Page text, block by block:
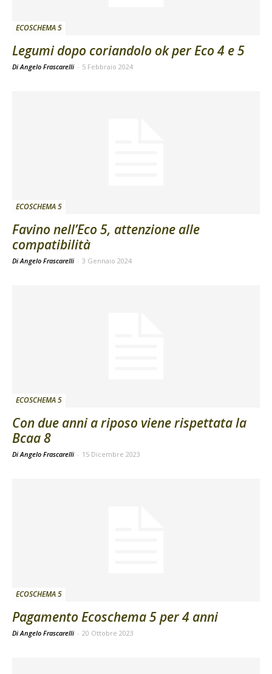
ECOSCHEMA 5
Legumi dopo coriandolo ok per Eco 4 e 5
Di Angelo Frascarelli - 5 Febbraio 2024
ECOSCHEMA 5
Favino nell’Eco 5, attenzione alle
compatibilità
Di Angelo Frascarelli - 3 Gennaio 2024
ECOSCHEMA 5
Con due anni a riposo viene rispettata la
Bcaa 8
Di Angelo Frascarelli - 15 Dicembre 2023
ECOSCHEMA 5
Pagamento Ecoschema 5 per 4 anni
Di Angelo Frascarelli - 20 Ottobre 2023